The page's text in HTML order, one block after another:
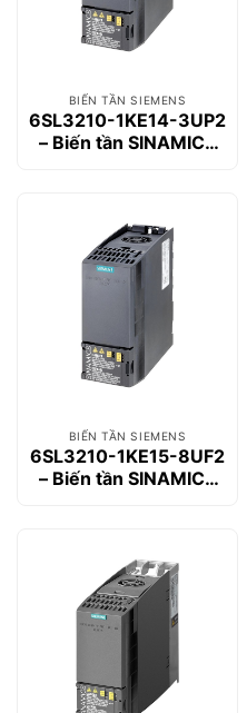
BIẾN TẦN SIEMENS
6SL3210-1KE14-3UP2
– Biến tần SINAMICS
BIẾN TẦN SIEMENS
6SL3210-1KE15-8UF2
– Biến tần SINAMICS